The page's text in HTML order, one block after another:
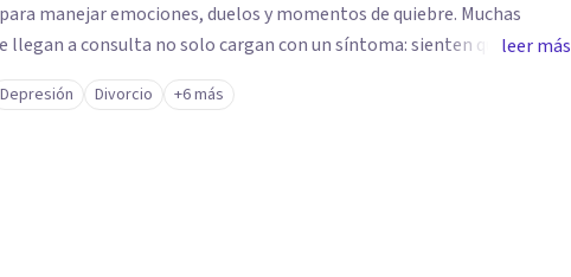
manejar emociones, duelos y momentos de quiebre. Muchas
llegan a consulta no solo cargan con un síntoma: sienten que sus
emocionales les complican más la vida. Desde ahí trabajamos.
el malestar a la fuerza. Prefiero entender qué lo sostiene y
leer más
Depresión Divorcio +6 más